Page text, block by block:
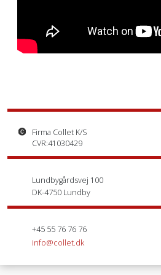
Firma Collet K/S
CVR:41030429
Lundbygårdsvej 100
DK-4750 Lundby
+45 55 76 76 76
info@collet.dk